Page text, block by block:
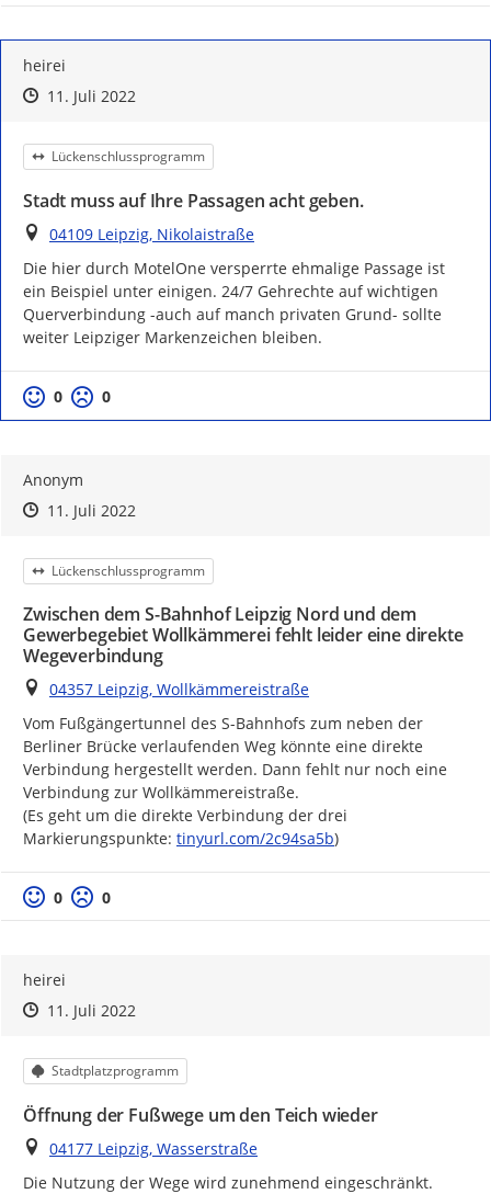
heirei
Zeitpunkt des Erstellens
Zeitpunkt des Erstellens
11. Juli 2022Zur Äußerung
Kategorie
Lückenschlussprogramm
Stadt muss auf Ihre Passagen acht geben.
Ort
04109 Leipzig, Nikolaistraße
Die hier durch MotelOne versperrte ehmalige Passage ist
ein Beispiel unter einigen. 24/7 Gehrechte auf wichtigen
Querverbindung -auch auf manch privaten Grund- sollte
weiter Leipziger Markenzeichen bleiben.
Positive Bewertung
0 Negative Bewertung
0
Anonym
Zeitpunkt des Erstellens
Zeitpunkt des Erstellens
11. Juli 2022Zur Äußerung
Kategorie
Lückenschlussprogramm
Zwischen dem S-Bahnhof Leipzig Nord und dem
Gewerbegebiet Wollkämmerei fehlt leider eine direkte
Wegeverbindung
Ort
04357 Leipzig, Wollkämmereistraße
Vom Fußgängertunnel des S-Bahnhofs zum neben der
Berliner Brücke verlaufenden Weg könnte eine direkte
Verbindung hergestellt werden. Dann fehlt nur noch eine
Verbindung zur Wollkämmereistraße.
(Es geht um die direkte Verbindung der drei
Markierungspunkte: https://
tinyurl.com/2c94sa5b)
Positive Bewertung
0 Negative Bewertung
0
heirei
Zeitpunkt des Erstellens
Zeitpunkt des Erstellens
11. Juli 2022Zur Äußerung
Kategorie
Stadtplatzprogramm
Öffnung der Fußwege um den Teich wieder
Ort
04177 Leipzig, Wasserstraße
Die Nutzung der Wege wird zunehmend eingeschränkt.